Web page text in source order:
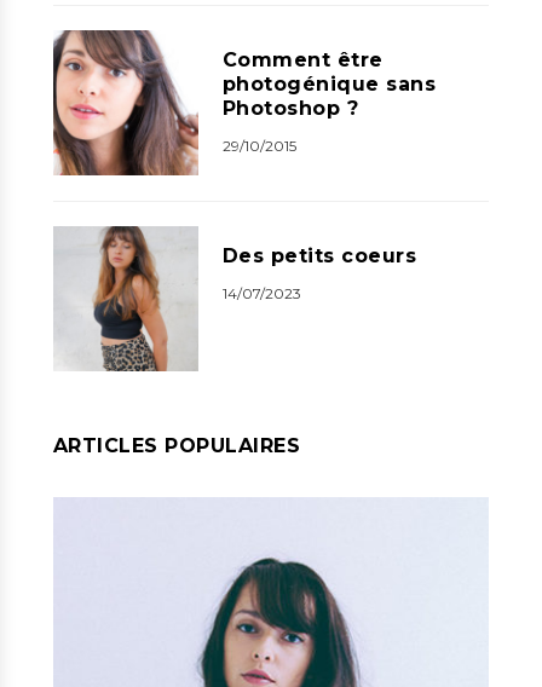
Comment être
photogénique sans
Photoshop ?
29/10/2015
Des petits coeurs
14/07/2023
ARTICLES POPULAIRES